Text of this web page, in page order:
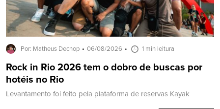
Por: Matheus Decnop 06/08/2026 1 min leitura
Rock in Rio 2026 tem o dobro de buscas por
hotéis no Rio
Levantamento foi feito pela plataforma de reservas Kayak